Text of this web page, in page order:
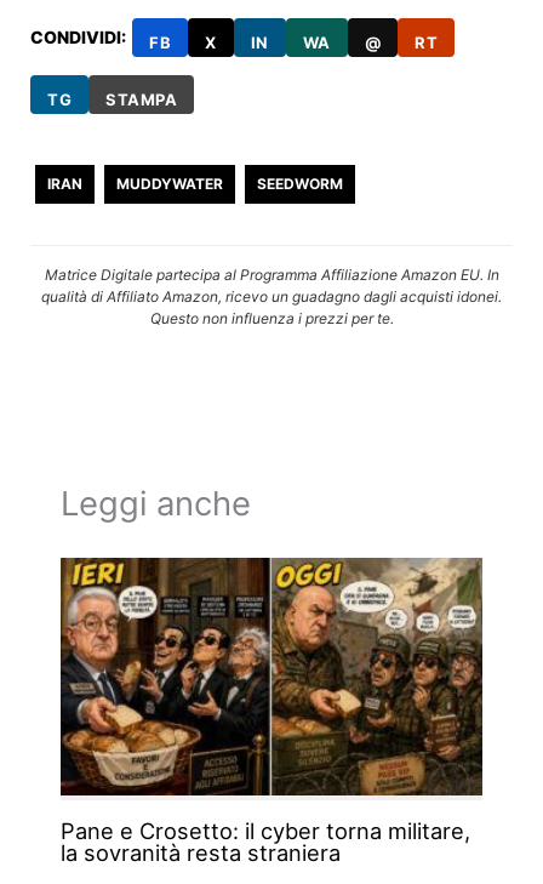
CONDIVIDI: FB X IN WA @ RT
TG STAMPA
IRAN MUDDYWATER SEEDWORM
Matrice Digitale partecipa al Programma Affiliazione Amazon EU. In
qualità di Affiliato Amazon, ricevo un guadagno dagli acquisti idonei.
Questo non influenza i prezzi per te.
Leggi anche
Pane e Crosetto: il cyber torna militare,
la sovranità resta straniera